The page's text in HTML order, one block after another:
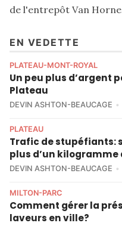
de l'entrepôt Van
EN VEDETTE
PLATEAU-MONT-ROYAL
Un peu plus d’argent
Plateau
DEVIN ASHTON-BEAUCAGE
PLATEAU
Trafic de stupéfiants:
plus d’un kilogramme
DEVIN ASHTON-BEAUCAGE
MILTON-PARC
Comment gérer la
laveurs en ville?